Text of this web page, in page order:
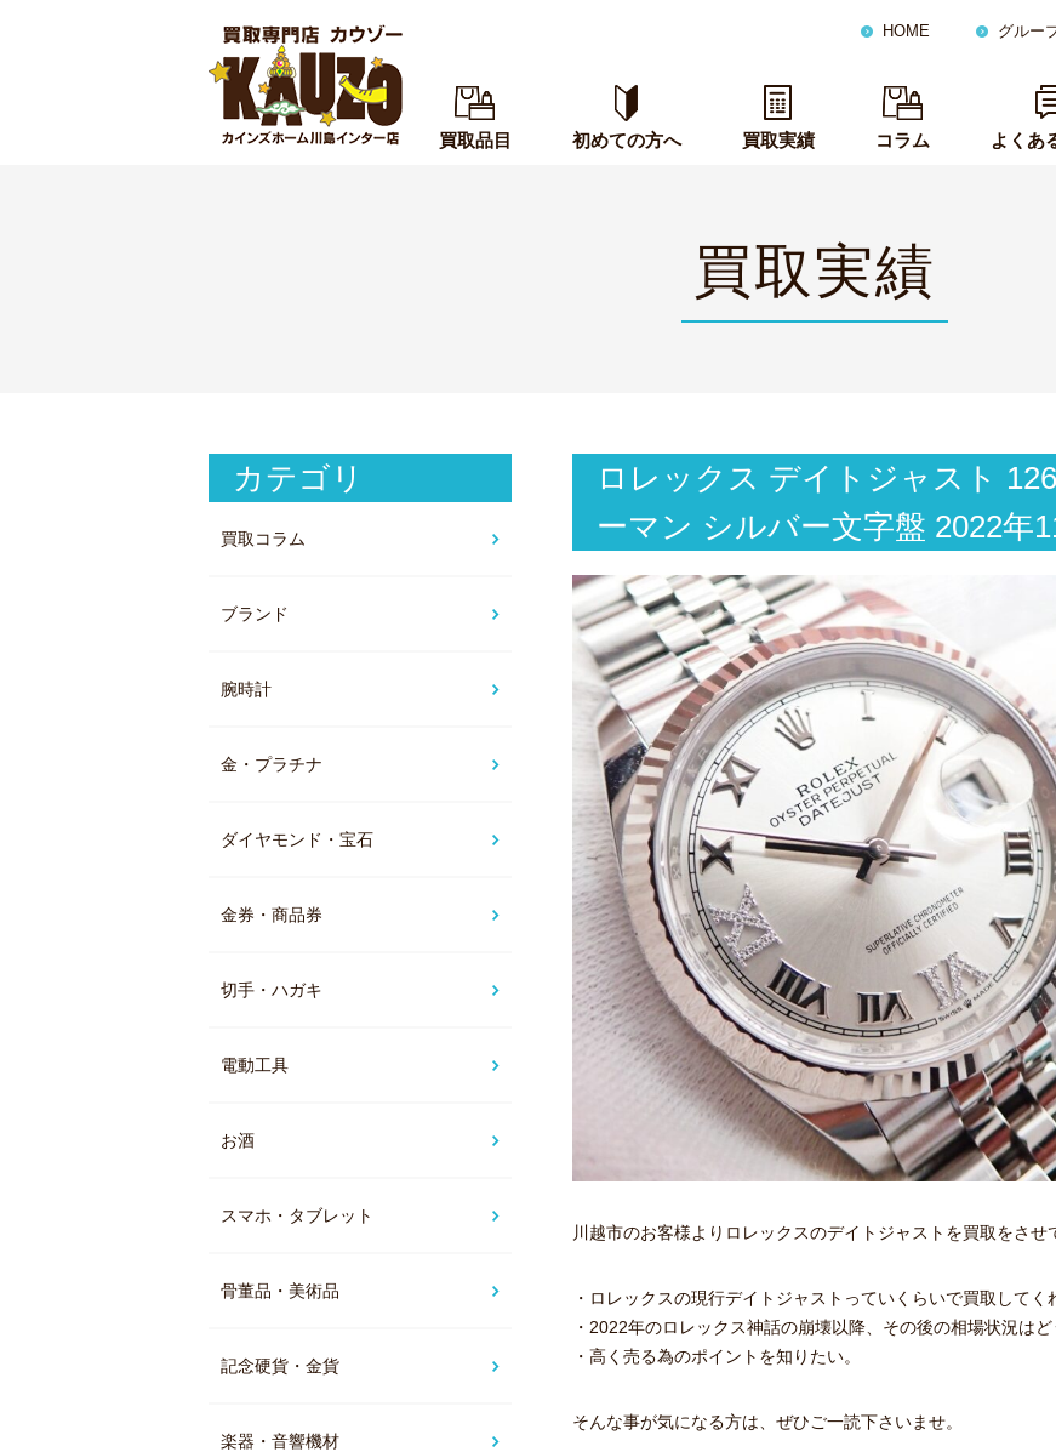
HOME グルー
買取品目 初めての方へ 買取実績 コラム よくあ
買取実績
ロレックス デイトジャスト
ーマン シルバー文字盤 2022年
川越市のお客様よりロレックスのデイトジャストを買取をさせ
・ロレックスの現行デイトジャストっていくらいで買取してく
・2022年のロレックス神話の崩壊以降、その後の相場状況はど
・高く売る為のポイントを知りたい。
そんな事が気になる方は、ぜひご一読下さいませ。
カテゴリ
買取コラム
ブランド
腕時計
金・プラチナ
ダイヤモンド・宝石
金券・商品券
切手・ハガキ
電動工具
お酒
スマホ・タブレット
骨董品・美術品
記念硬貨・金貨
楽器・音響機材